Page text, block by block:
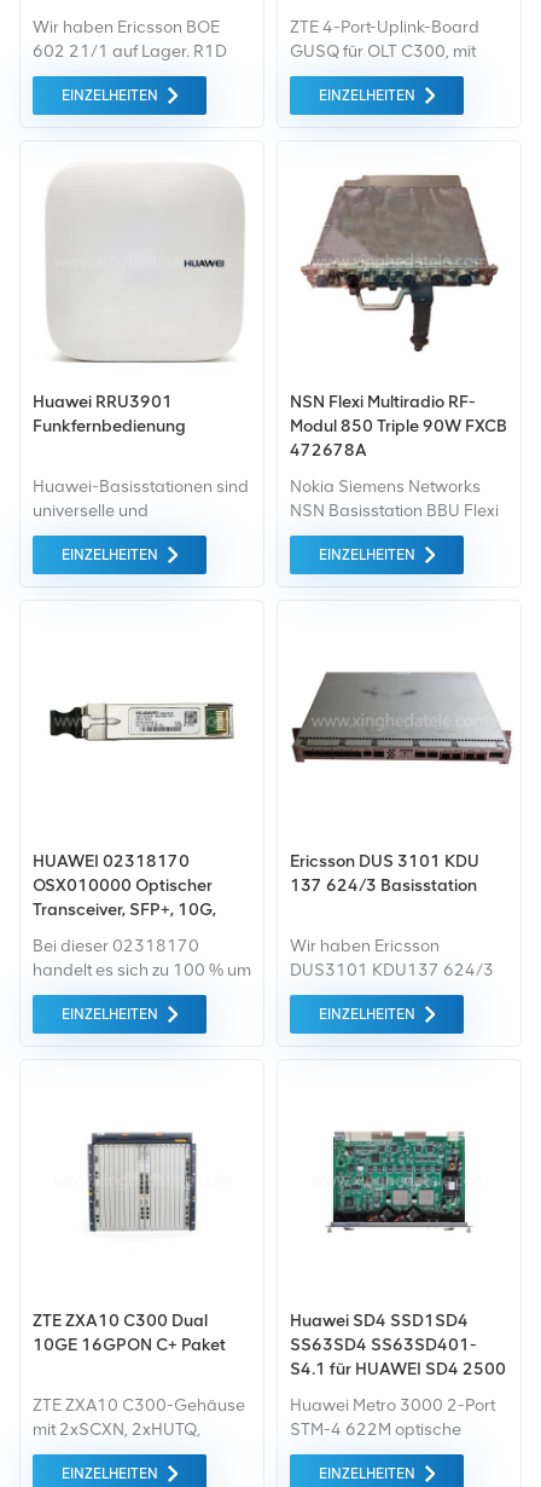
Wir haben Ericsson BOE
602 21/1 auf Lager. R1D
RBS2206 ein tolles Makro-
Basisstation im Freien.
Informationen benötigen,
Bitte kontaktieren Sie uns
direkt über das Online-Tool.
EINZELHEITEN
ZTE 4-Port-Uplink-Board
GUSQ für OLT C300, mit
zwei 1,25-G-Optik-Ports
und zwei 1G-Ethernet-Ports
EINZELHEITEN
Huawei RRU3901
Funkfernbedienung
Huawei-Basisstationen sind
universelle und
unterschiedliche
Basisstationstypen durch
Grundmodulen und
EINZELHEITEN
NSN Flexi Multiradio RF-
Modul 850 Triple 90W FXCB
472678A
Nokia Siemens Networks
NSN Basisstation BBU Flexi
Multiradio RF Modul (GSM
850 90W) FXCB 472678A.
EINZELHEITEN
HUAWEI 02318170
OSX010000 Optischer
Transceiver, SFP+, 10G,
nm, 10 km, LC)
Bei dieser 02318170
handelt es sich zu 100 % um
ein Originalprodukt von
Huawei. Das wird nicht der
Kompatibilitätsprobleme mit
EINZELHEITEN
Ericsson DUS 3101 KDU
137 624/3 Basisstation
Wir haben Ericsson
DUS3101 KDU137 624/3
auf Lager. DUS3101 ist
großartig Outdoor-
Versionen in diesem Shop.
kontaktieren Sie uns bitte
direkt über das Online-Tool.
EINZELHEITEN
ZTE ZXA10 C300 Dual
10GE 16GPON C+ Paket
ZTE ZXA10 C300-Gehäuse
mit 2xSCXN, 2xHUTQ,
2xPRWG, 1xGTGH C+ SFP
Das Modul wird mit 2
EINZELHEITEN
Huawei SD4 SSD1SD4
SS63SD4 SS63SD401-
S4.1 für HUAWEI SD4 2500
Huawei Metro 3000 2-Port
STM-4 622M optische
Schnittstellenkarte
SS63SD401 ausgestattet
EINZELHEITEN